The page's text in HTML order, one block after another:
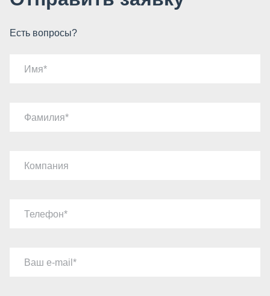
Есть вопросы?
Имя
Фамилия
Компания
Телефон
Ваш e-mail